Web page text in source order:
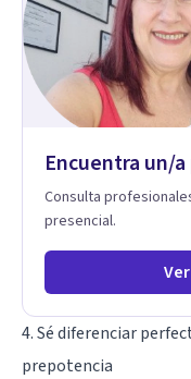
diferentes países,
enfoque terapéutico
trabaja el síntoma,
metodología
sistema emocional,
infancia y
origen. Si buscas un proceso superficial, este no es el lugar.
raíz de lo que te
es una de las mejores
cuando sanas tu
Encuentra un/
Consulta
presencial.
4. Sé diferenciar
prepotencia